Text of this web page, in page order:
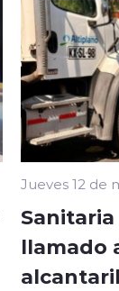
Jueves 12 de
llamado